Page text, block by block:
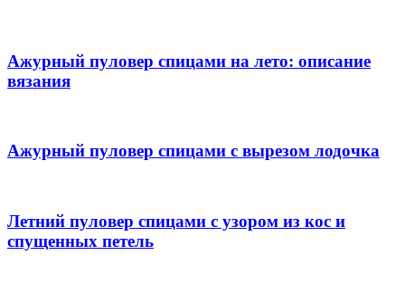
Ажурный пуловер спицами на лето: описание
вязания
Ажурный пуловер спицами с вырезом лодочка
Летний пуловер спицами с узором из кос и
спущенных петель